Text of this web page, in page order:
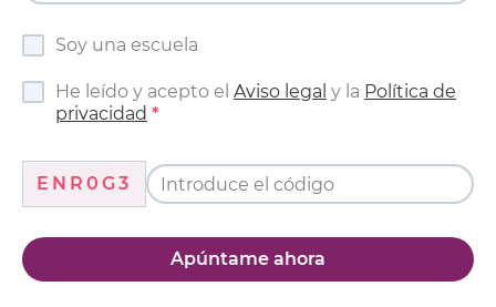
Soy una escuela
He leído y acepto el Aviso legal y la Política de
privacidad
ENR0G3
Apúntame ahora